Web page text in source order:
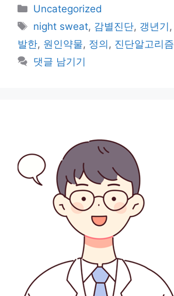
카
테
리
Uncategorized
태
그
night sweat, 감별진단, 갱년기 ,
발한, 원인약물, 정의 , 진단알고리즘
댓글 남기기